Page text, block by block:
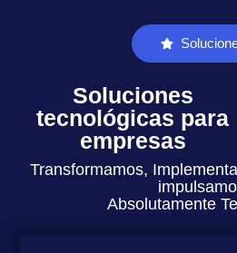
Soluciones
tecnológicas para
empresas
Transformamos,
Absolutamente